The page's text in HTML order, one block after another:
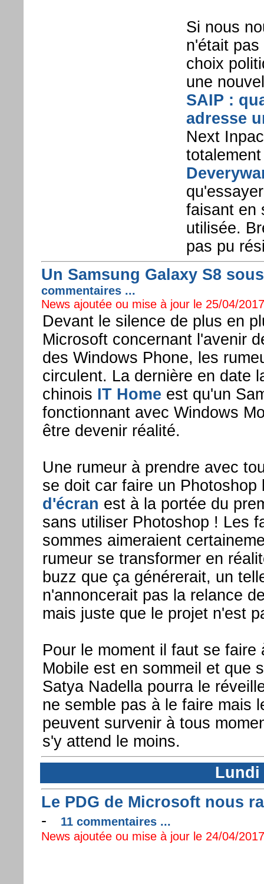
Si nous
n'était
choix
une
SAIP :
adresse
Next
faisant en
utilisée.
pas pu
Un Samsung Galaxy S8
commentaires ...
News ajoutée ou mise à jour le 25/04/
Devant le silence de plus en
Microsoft concernant l'avenir
des Windows Phone, les
circulent. La dernière en date
chinois IT Home est qu'un
fonctionnant avec Windows
être devenir réalité.
Une rumeur à prendre avec
se doit car faire un
d'écran est à la portée du
sans utiliser Photoshop ! Les
sommes aimeraient
rumeur se transformer en
buzz que ça générerait, un
n'annoncerait pas la relance
mais juste que le projet n'est
Pour le moment il faut se faire
Mobile est en sommeil et que
Satya Nadella pourra le
ne semble pas à le faire mais
peuvent survenir à tous
s'y attend le moins.
Lundi
Le PDG de Microsoft nous
-
11 commentaires ...
News ajoutée ou mise à jour le 24/04/